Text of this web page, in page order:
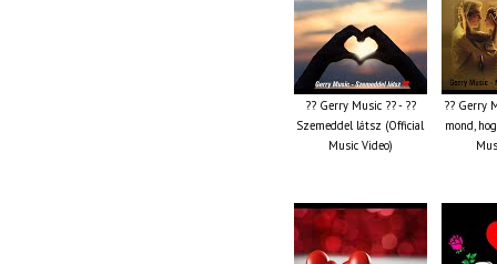
?? Gerry Music ?? - ??
Szemeddel látsz (Official
Music Video)
?? Gerry
mond,